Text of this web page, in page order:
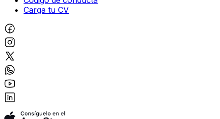
Carga tu CV